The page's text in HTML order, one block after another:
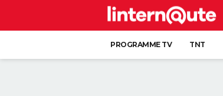
PROGRAMME TV TNT